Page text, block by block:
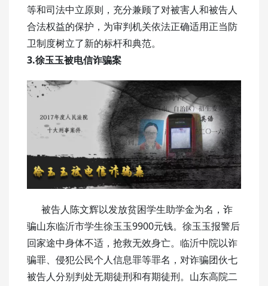
等和司法中立原则，充分兼顾了对被害人和被告人
合法权益的保护，为审判机关依法正确适用正当防
卫制度树立了新的标杆和典范。
3.徐玉玉被电信诈骗案
被告人陈文辉以发放贫困学生助学金为名，诈
骗山东临沂市学生徐玉玉9900元钱。徐玉玉报警后
回家途中身体不适，抢救无效身亡。临沂中院以诈
骗罪、侵犯公民个人信息罪等罪名，对诈骗团伙七
被告人分别判处无期徒刑和有期徒刑。山东高院二